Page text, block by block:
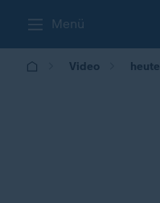
Menü
Video heute